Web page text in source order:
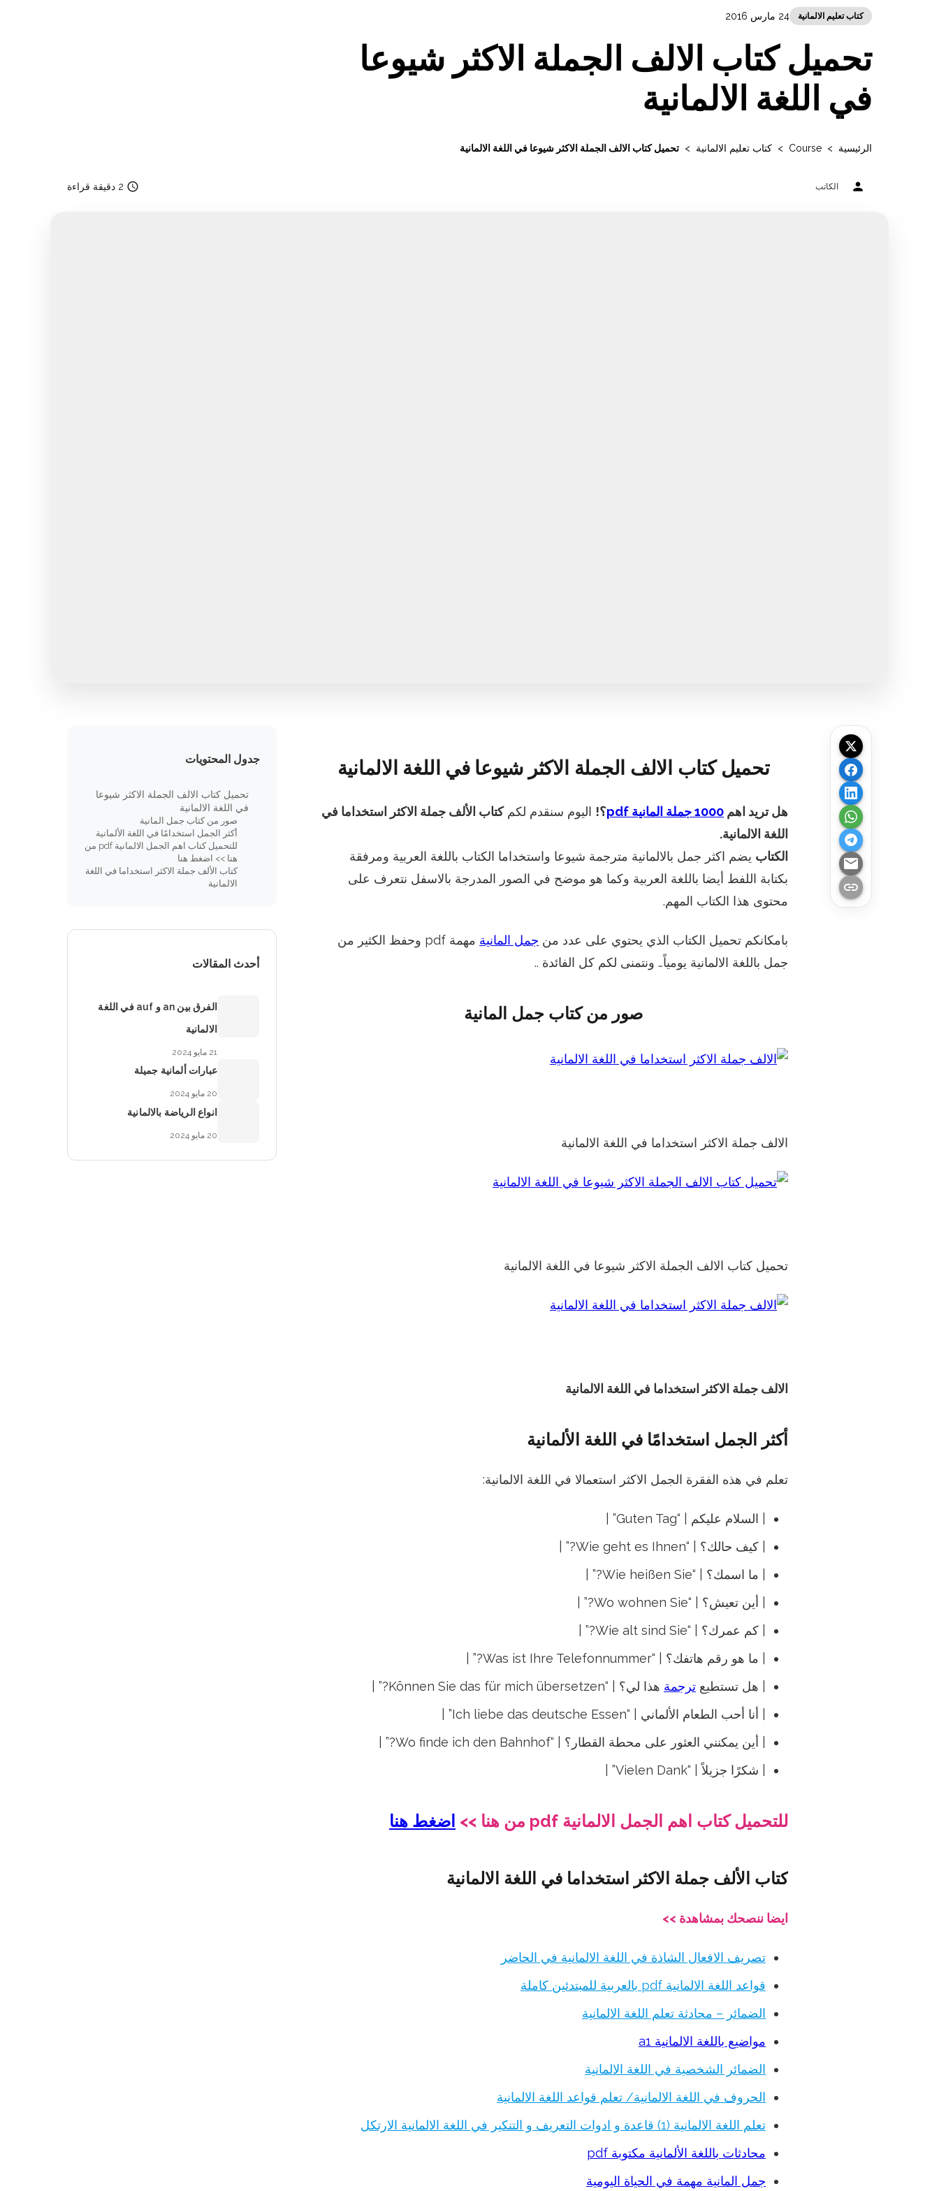
كتاب تعليم الالمانية 24 مارس 2016
تحميل كتاب الالف الجملة الاكثر شيوعا
في اللغة الالمانية
الرئيسية >
Course
> كتاب تعليم الالمانية > تحميل كتاب الالف الجملة الاكثر شيوعا في اللغة الالمانية
person الكاتب access_time 2 دقيقة قراءة
email
link
تحميل كتاب الالف الجملة الاكثر شيوعا في اللغة الالمانية
هل تريد اهم 1000 جملة المانية pdf ؟! اليوم سنقدم لكمكتاب الألف جملة الاكثر استخداما في
اللغة الالمانية.
الكتاب يضم اكثر جمل بالالمانية مترجمة شيوعا واستخداما الكتاب باللغة العربية ومرفقة
بكتابة اللفط أيضا باللغة العربية وكما هو موضح في الصور المدرجة بالاسفل نتعرف على
محتوى هذا الكتاب المهم.
بامكانكم تحميل الكتاب الذي يحتوي على عدد من جمل المانية
مهمة pdf وحفظ الكثير من
جمل باللغة الالمانية يومياً… ونتمنى لكم كل الفائدة ..
صور من كتاب جمل المانية
الالف جملة الاكثر استخداما في اللغة الالمانية
تحميل كتاب الالف الجملة الاكثر شيوعا في اللغة الالمانية
الالف جملة الاكثر استخداما في اللغة الالمانية
أكثر الجمل استخدامًا في اللغة الألمانية
تعلم في هذه الفقرة الجمل الاكثر استعمالا في اللغة الالمانية:
| السلام عليكم | “Guten Tag” |
| كيف حالك؟ | “Wie geht es Ihnen?” |
| ما اسمك؟ | “Wie heißen Sie?” |
| أين تعيش؟ | “Wo wohnen Sie?” |
| كم عمرك؟ | “Wie alt sind Sie?” |
| ما هو رقم هاتفك؟ | “Was ist Ihre Telefonnummer?” |
| هل تستطيع ترجمة هذا لي؟ | “Können Sie das für mich übersetzen?” |
| أنا أحب الطعام الألماني | “Ich liebe das deutsche Essen” |
| أين يمكنني العثور على محطة القطار؟ | “Wo finde ich den Bahnhof?” |
| شكرًا جزيلاً | “Vielen Dank” |
للتحميل كتاب اهم الجمل الالمانية pdf من هنا >> اضغط هنا
كتاب الألف جملة الاكثر استخداما في اللغة الالمانية
ايضا ننصحك بمشاهدة >>
تصريف الافعال الشاذة في اللغة الالمانية في الحاضر
قواعد اللغة الالمانية pdf بالعربية للمبتدئين كاملة
الضمائر – محادثة تعلم اللغة الالمانية
مواضيع باللغة الالمانية a1
الضمائر الشخصية في اللغة الالمانية
الحروف في اللغة الالمانية/ تعلم قواعد اللغة الالمانية
تعلم اللغة الالمانية (1) قاعدة و ادوات التعريف و التنكير في اللغة الالمانية الارتكل
محادثات باللغة الألمانية مكتوبة pdf
جمل المانية مهمة في الحياة اليومية
جدول المحتويات
تحميل كتاب الالف الجملة الاكثر شيوعا
في اللغة الالمانية
صور من كتاب جمل المانية
أكثر الجمل استخدامًا في اللغة الألمانية
للتحميل كتاب اهم الجمل الالمانية pdf من
هنا >> اضغط هنا
كتاب الألف جملة الاكثر استخداما في اللغة
الالمانية
أحدث المقالات
الفرق بين an و auf في اللغة
الالمانية
21 مايو 2024
عبارات ألمانية جميلة
20 مايو 2024
انواع الرياضة بالالمانية
20 مايو 2024